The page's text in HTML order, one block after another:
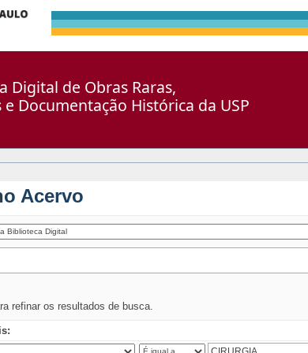
Digital de Obras Raras,
e Documentação Histórica da USP
Acervo
refinar os resultados de busca.